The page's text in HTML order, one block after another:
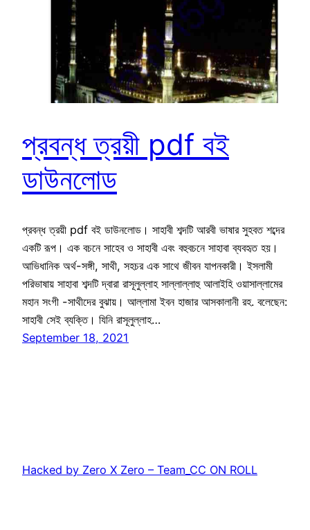
প্রবন্ধ ত্রয়ী pdf বই
ডাউনলোড
প্রবন্ধ ত্রয়ী pdf বই ডাউনলোড। সাহাবী শব্দটি আরবী ভাষার সুহবত শব্দের
একটি রূপ। এক বচনে সাহেব ও সাহাবী এবং বহুবচনে সাহাবা ব্যবহৃত হয়।
আভিধানিক অর্থ-সঙ্গী, সাথী, সহচর এক সাথে জীবন যাপনকারী। ইসলামী
পরিভাষায় সাহাবা শব্দটি দ্বারা রাসূলুল্লাহ সাল্লাল্লাহু আলাইহি ওয়াসাল্লামের
মহান সংগী -সাথীদের বুঝায়। আল্লামা ইবন হাজার আসকালানী রহ. বলেছেন:
সাহাবী সেই ব্যক্তি। যিনি রাসূলুল্লাহ…
September 18, 2021
Hacked by Zero X Zero – Team_CC ON ROLL